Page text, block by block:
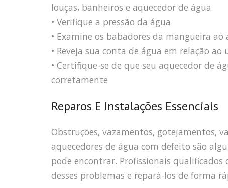
louças, banheiros e aquecedor de água
• Verifique a pressão da água
• Examine os babadores da mangueira ao
• Reveja sua conta de água em relação ao
• Certifique-se de que seu aquecedor de
corretamente
Reparos E Instalações Essenciais
Obstruções, vazamentos, gotejamentos,
aquecedores de água com defeito são
pode encontrar. Profissionais
desses problemas e repará-los de forma